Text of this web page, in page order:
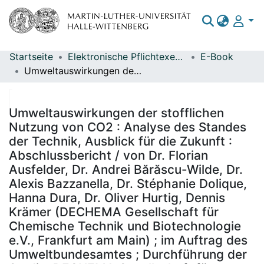
Bereiche & Sammlungen
Statistiken
Startseite Elektronische Pflichtexemplare
E-Book
Umweltauswirkungen der stofflichen Nutzung von CO2 : Analyse des Standes der Technik, Ausblick für die Zukunft : Abschlussbericht / von Dr. Florian Ausfelder, Dr. Andrei Bărăscu-Wilde, Dr. Alexis Bazzanella, Dr. Stéphanie Dolique, Hanna Dura, Dr. Oliver Hurtig, Dennis Krämer (DECHEMA Gesellschaft für Chemische Technik und Biotechnologie e.V., Frankfurt am Main) ; im Auftrag des Umweltbundesamtes ; Durchführung der Studie: DECHEMA Gesellschaft für Chemische Technik und Biotechnologie e.V. ; Redaktion: Fachgebiet III 2.1 Übergreifende Angelegenheiten, Chemische Industrie, Feuerungsanlagen - Christopher Proske, Traute Fiedler, Fachgebiet V 3.2 Chemische Industrie und industrielle Feuerungsanlagen - Hans-Jürgen Garvens
Umweltauswirkungen der stofflichen
Nutzung von CO2 : Analyse des Standes
der Technik, Ausblick für die Zukunft :
Abschlussbericht / von Dr. Florian
Ausfelder, Dr. Andrei Bărăscu-Wilde, Dr.
Alexis Bazzanella, Dr. Stéphanie Dolique,
Hanna Dura, Dr. Oliver Hurtig, Dennis
Krämer (DECHEMA Gesellschaft für
Chemische Technik und Biotechnologie
e.V., Frankfurt am Main) ; im Auftrag des
Umweltbundesamtes ; Durchführung der